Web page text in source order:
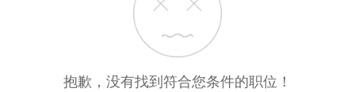
抱歉，没有找到符合您条件的职位！